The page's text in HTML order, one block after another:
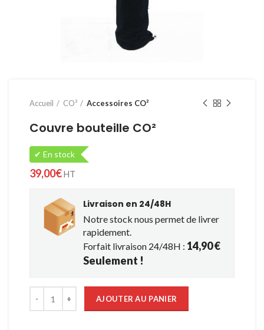
Accueil CO² Accessoires CO²
Couvre bouteille CO²
✔ En stock
39,00€HT
Livraison en 24/48H
Notre stock nous permet de livrer
rapidement.
Forfait livraison 24/48H : 14,90 €
Seulement !
AJOUTER AU PANIER